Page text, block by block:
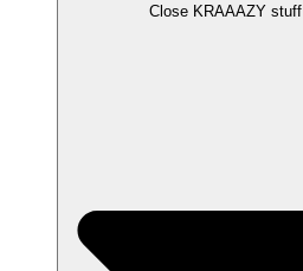
Close KRAAAZY stuff